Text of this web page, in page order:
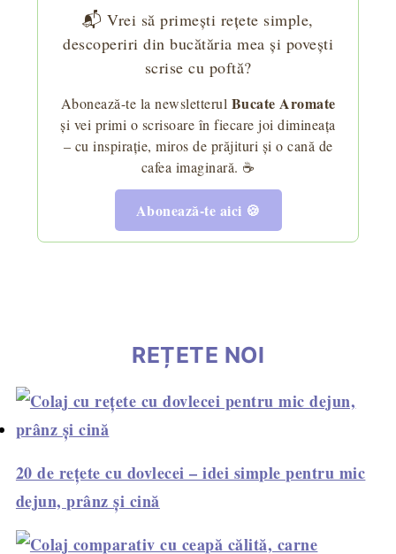
📬 Vrei să primești rețete simple,
descoperiri din bucătăria mea și povești
scrise cu poftă?
Abonează-te la newsletterul Bucate Aromate
și vei primi o scrisoare în fiecare joi dimineața
– cu inspirație, miros de prăjituri și o cană de
cafea imaginară. ☕
Abonează-te aici 🍪
REȚETE NOI
20 de rețete cu dovlecei – idei simple pentru mic
dejun, prânz și cină